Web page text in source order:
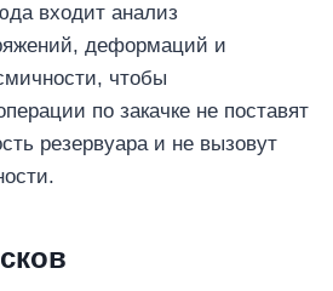
входит анализ
деформаций и
чтобы
по закачке не поставят
резервуара и не вызовут